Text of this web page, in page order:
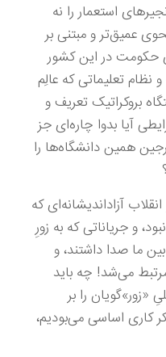
استعمار را نه
عمیق‌تر و مبتنی بر
در این کشور
نظام تعلیماتی که عالِم
بروکراتیک تعریف و
آیا بدوا چاره‌ای جز
همین دانشگاه‌ها را
آزاداندیشانه‌ای که
و جریاناتی که به زورِ
ما صدا داشتند، و
مرتبط می‌شد! چه باید
«زور»گویان را بر
کاری اساسی می‌بودیم،